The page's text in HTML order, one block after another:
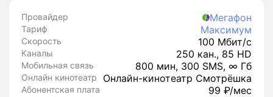
Провайдер Мегафон
Тариф Максимум
Скорость 100 Мбит/с
Каналы 250 кан., 85 HD
Мобильная связь 800 мин, 300 SMS, ∞ Гб
Онлайн кинотеатр Онлайн-кинотеатр Смотрёшка
Абонентская плата 99 ₽/мес